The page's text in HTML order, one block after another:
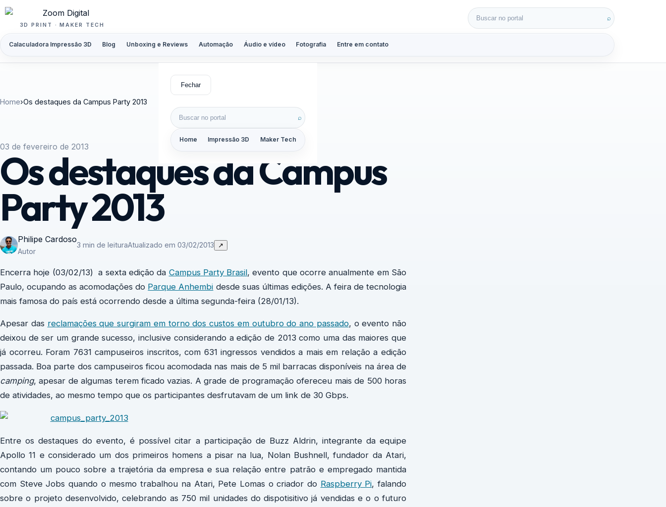
Pular para o conteúdo
3D PRINT · MAKER TECH
Calaculadora Impressão 3D Blog Unboxing e Reviews Automação Áudio e vídeo Fotografia Entre em contato
Buscar por: ⌕
Fechar
Buscar por: ⌕
Home Impressão 3D Maker Tech
Home›Os destaques da Campus Party 2013
03 de fevereiro de 2013
Os destaques da Campus
Party 2013
Philipe Cardoso
Autor
3 min de leituraAtualizado em 03/02/2013 ↗
Encerra hoje (03/02/13) a sexta edição da Campus Party Brasil, evento que ocorre anualmente em São
Paulo, ocupando as acomodações do Parque Anhembi desde suas últimas edições. A feira de tecnologia
mais famosa do país está ocorrendo desde a última segunda-feira (28/01/13).
Apesar das reclamações que surgiram em torno dos custos em outubro do ano passado, o evento não
deixou de ser um grande sucesso, inclusive considerando a edição de 2013 como uma das maiores que
já ocorreu. Foram 7631 campuseiros inscritos, com 631 ingressos vendidos a mais em relação a edição
passada. Boa parte dos campuseiros ficou acomodada nas mais de 5 mil barracas disponíveis na área de
camping, apesar de algumas terem ficado vazias. A grade de programação ofereceu mais de 500 horas
de atividades, ao mesmo tempo que os participantes desfrutavam de um link de 30 Gbps.
Entre os destaques do evento, é possível citar a participação de Buzz Aldrin, integrante da equipe
Apollo 11 e considerado um dos primeiros homens a pisar na lua, Nolan Bushnell, fundador da Atari,
contando um pouco sobre a trajetória da empresa e sua relação entre patrão e empregado mantida
com Steve Jobs quando o mesmo trabalhou na Atari, Pete Lomas o criador do Raspberry Pi, falando
sobre o projeto desenvolvido, celebrando as 750 mil unidades do dispotisitivo já vendidas e o o futuro